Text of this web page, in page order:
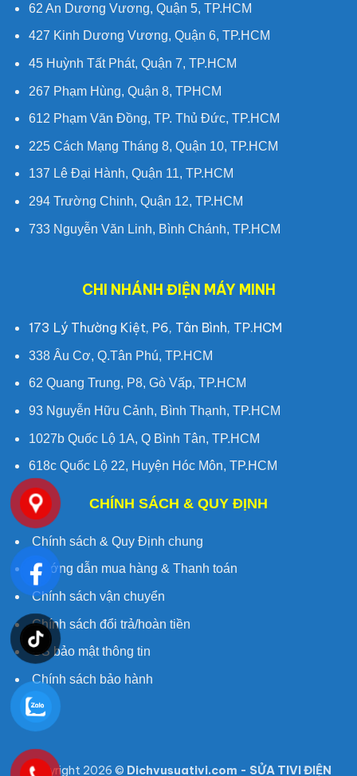
62 An Dương Vương, Quận 5, TP.HCM
427 Kinh Dương Vương, Quận 6, TP.HCM
45 Huỳnh Tất Phát, Quận 7, TP.HCM
267 Phạm Hùng, Quận 8, TPHCM
612 Phạm Văn Đồng, TP. Thủ Đức, TP.HCM
225 Cách Mạng Tháng 8, Quận 10, TP.HCM
137 Lê Đại Hành, Quận 11, TP.HCM
294 Trường Chinh, Quận 12, TP.HCM
733 Nguyễn Văn Linh, Bình Chánh, TP.HCM
CHI NHÁNH ĐIỆN MÁY MINH
173 Lý Thường Kiệt, P6, Tân Bình, TP.HCM
338 Âu Cơ, Q.Tân Phú, TP.HCM
62 Quang Trung, P8, Gò Vấp, TP.HCM
93 Nguyễn Hữu Cảnh, Bình Thạnh, TP.HCM
1027b Quốc Lộ 1A, Q Bình Tân, TP.HCM
618c Quốc Lộ 22, Huyện Hóc Môn, TP.HCM
CHÍNH SÁCH & QUY ĐỊNH
Chính sách & Quy Định chung
Hướng dẫn mua hàng & Thanh toán
Chính sách vận chuyển
Chính sách đổi trả/hoàn tiền
CS bảo mật thông tin
Chính sách bảo hành
Copyright 2026 © Dichvusuativi.com - SỬA TIVI ĐIỆN